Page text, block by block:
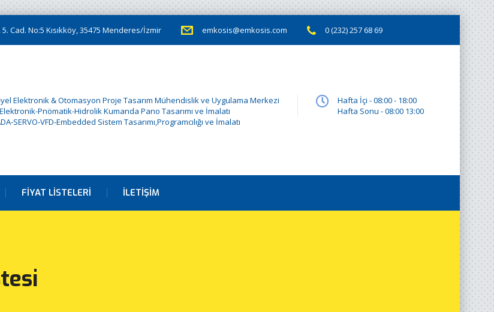
Cad. No:5 Kısıkköy, 35475 Menderes/İzmir emkosis@emkosis.com 0 (232) 257 68 69
Elektronik & Otomasyon Proje Tasarım Mühendislik ve Uygulama Merkezi
Pnömatik-Hidrolik Kumanda Pano Tasarımı ve İmalatı
SERVO-VFD-Embedded Sistem Tasarımı,Programcılığı ve İmalatı
Hafta İçi - 08:00 - 18:00
Hafta Sonu - 08:00 13:00
FIYAT LISTELERI İLETIŞIM